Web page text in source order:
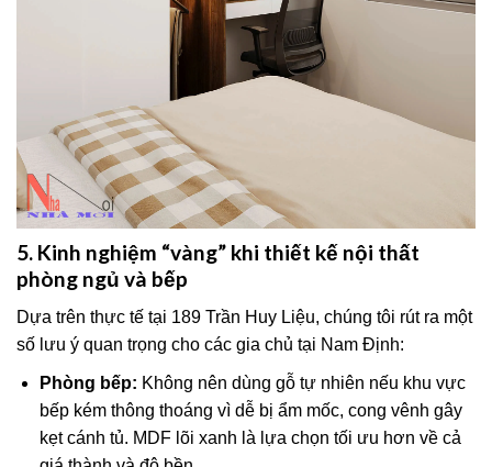
5. Kinh nghiệm “vàng” khi thiết kế nội thất
phòng ngủ và bếp
Dựa trên thực tế tại 189 Trần Huy Liệu, chúng tôi rút ra một
số lưu ý quan trọng cho các gia chủ tại Nam Định:
Phòng bếp: Không nên dùng gỗ tự nhiên nếu khu vực
bếp kém thông thoáng vì dễ bị ẩm mốc, cong vênh gây
kẹt cánh tủ. MDF lõi xanh là lựa chọn tối ưu hơn về cả